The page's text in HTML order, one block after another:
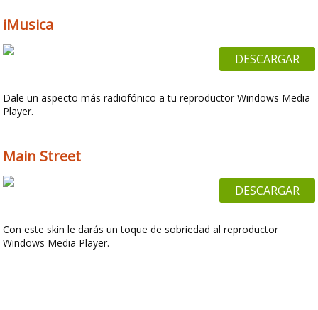
iMusica
DESCARGAR
Dale un aspecto más radiofónico a tu reproductor Windows Media
Player.
Main Street
DESCARGAR
Con este skin le darás un toque de sobriedad al reproductor
Windows Media Player.